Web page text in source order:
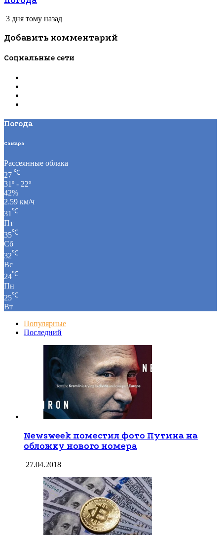
3 дня тому назад
Добавить комментарий
Социальные сети
Погода
Самара
Рассеянные облака
27 ℃
31º - 22º
42%
2.59 км/ч
31℃
Пт
35℃
Сб
32℃
Вс
24℃
Пн
25℃
Вт
Популярные
Последний
Newsweek поместил фото Путина на
обложку нового номера
27.04.2018